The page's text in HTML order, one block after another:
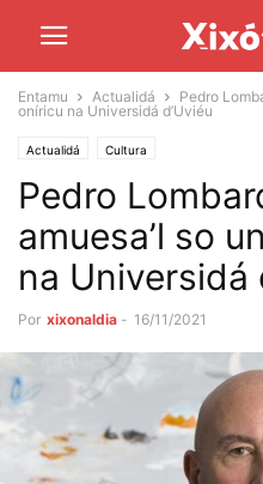
Entamu Actualidá
Pedro
oníricu na Universidá d’Uviéu
Actualidá Cultura
Pedro
amuesa’l so
na Universidá
Por xixonaldia - 16/11/2021